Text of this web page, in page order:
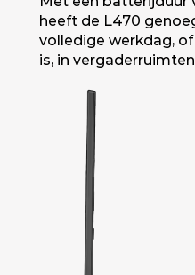
heeft de L470
volledige werkdag,
is, in